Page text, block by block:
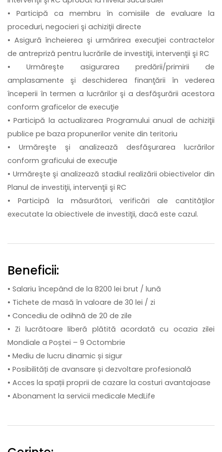
• Participă ca membru în comisiile de evaluare la
proceduri, negocieri şi achiziţii directe
• Asigură încheierea şi urmărirea execuţiei contractelor
de antrepriză pentru lucrările de investiţii, intervenţii şi RC
• Urmăreşte asigurarea predării/primirii de
amplasamente şi deschiderea finanţării în vederea
începerii în termen a lucrărilor şi a desfăşurării acestora
conform graficelor de execuţie
• Participă la actualizarea Programului anual de achiziţii
publice pe baza propunerilor venite din teritoriu
• Urmăreşte şi analizează desfăşurarea lucrărilor
conform graficului de execuţie
• Urmăreşte şi analizează stadiul realizării obiectivelor din
Planul de investiţii, intervenţii şi RC
• Participă la măsurători, verificări ale cantităţilor
executate la obiectivele de investiţii, dacă este cazul.
Beneficii:
• Salariu începând de la 8200 lei brut / lună
• Tichete de masă în valoare de 30 lei / zi
• Concediu de odihnă de 20 de zile
• Zi lucrătoare liberă plătită acordată cu ocazia zilei
Mondiale a Poștei – 9 Octombrie
• Mediu de lucru dinamic și sigur
• Posibilități de avansare și dezvoltare profesională
• Acces la spații proprii de cazare la costuri avantajoase
• Abonament la servicii medicale MedLife